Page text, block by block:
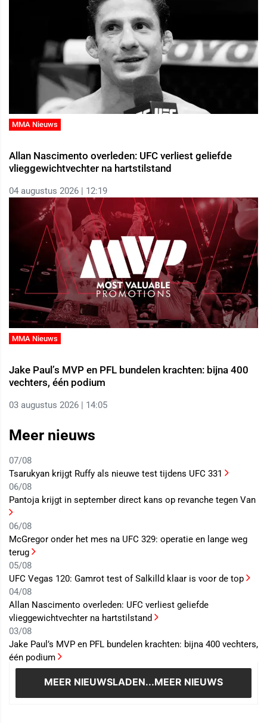
MMA Nieuws
Allan Nascimento overleden: UFC verliest geliefde
vlieggewichtvechter na hartstilstand
04 augustus 2026 | 12:19
MMA Nieuws
Jake Paul’s MVP en PFL bundelen krachten: bijna 400
vechters, één podium
03 augustus 2026 | 14:05
Meer nieuws
07/08
Tsarukyan krijgt Ruffy als nieuwe test tijdens UFC 331
06/08
Pantoja krijgt in september direct kans op revanche tegen Van
06/08
McGregor onder het mes na UFC 329: operatie en lange weg
terug
05/08
UFC Vegas 120: Gamrot test of Salkilld klaar is voor de top
04/08
Allan Nascimento overleden: UFC verliest geliefde
vlieggewichtvechter na hartstilstand
03/08
Jake Paul’s MVP en PFL bundelen krachten: bijna 400 vechters,
één podium
MEER NIEUWSLADEN...MEER NIEUWS